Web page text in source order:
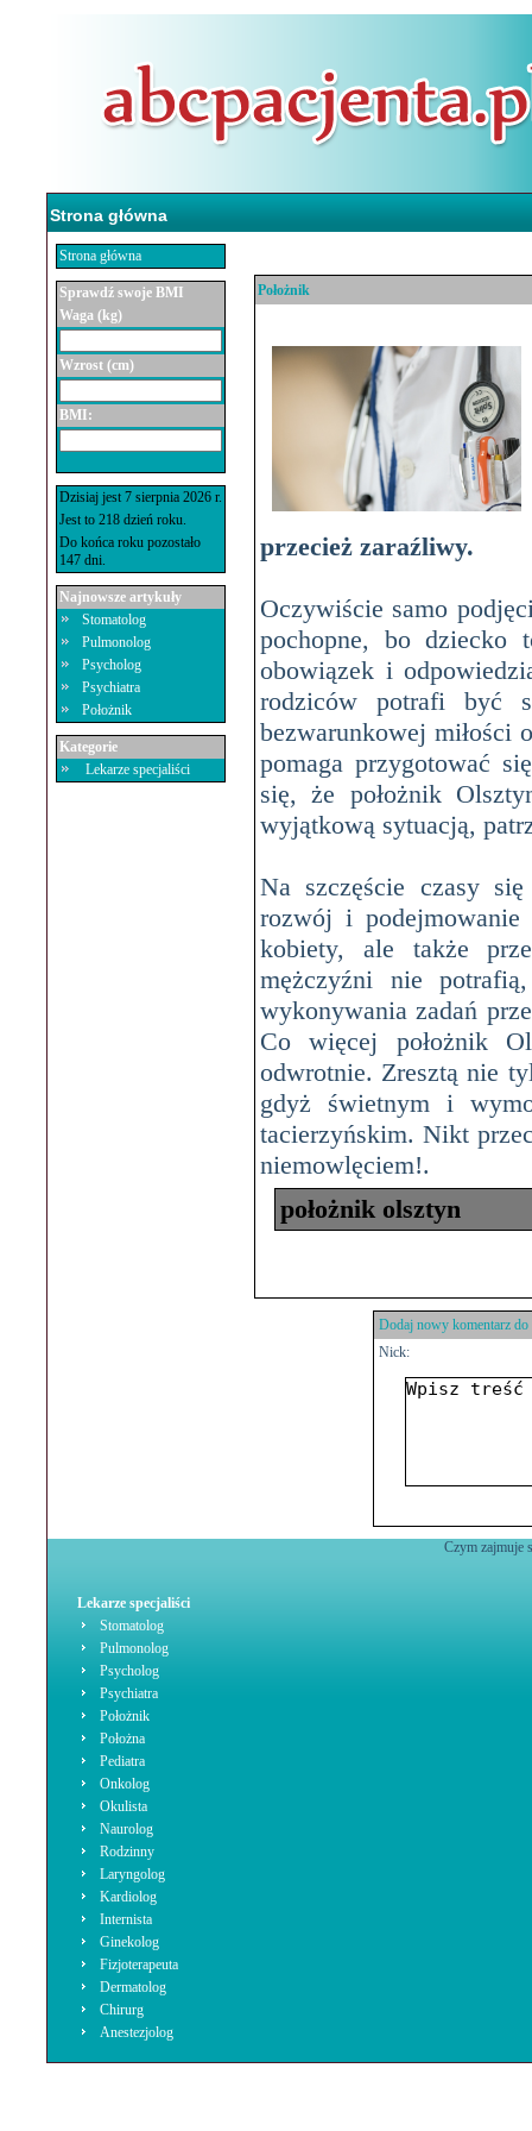
Strona główna
Strona główna
Sprawdź swoje BMI
Waga (kg)
Wzrost (cm)
BMI:
Dzisiaj jest 7 sierpnia 2026 r.
Jest to 218 dzień roku.
Do końca roku pozostało
147 dni.
Najnowsze artykuły
Stomatolog
Pulmonolog
Psycholog
Psychiatra
Położnik
Kategorie
Lekarze specjaliści
Położnik
przecież zaraźliwy.
Oczywiście samo
pochopne, bo dziecko
obowiązek i
rodziców potrafi być
bezwarunkowej miłości
pomaga przygotować
się, że położnik
wyjątkową sytuacją,
Na szczęście czasy
rozwój i
kobiety, ale także
mężczyźni nie
wykonywania zadań
Co więcej położnik
odwrotnie. Zresztą nie
gdyż świetnym i
tacierzyńskim. Nikt
niemowlęciem!.
położnik olsztyn
Dodaj nowy komentarz
Nick:
Czym zajmuje
Lekarze specjaliści
Stomatolog
Pulmonolog
Psycholog
Psychiatra
Położnik
Położna
Pediatra
Onkolog
Okulista
Naurolog
Rodzinny
Laryngolog
Kardiolog
Internista
Ginekolog
Fizjoterapeuta
Dermatolog
Chirurg
Anestezjolog